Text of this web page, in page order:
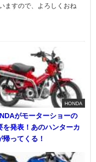
ますので、よろしくおね
HONDA
がモーターショーの
を発表！あのハンターカ
帰ってくる！